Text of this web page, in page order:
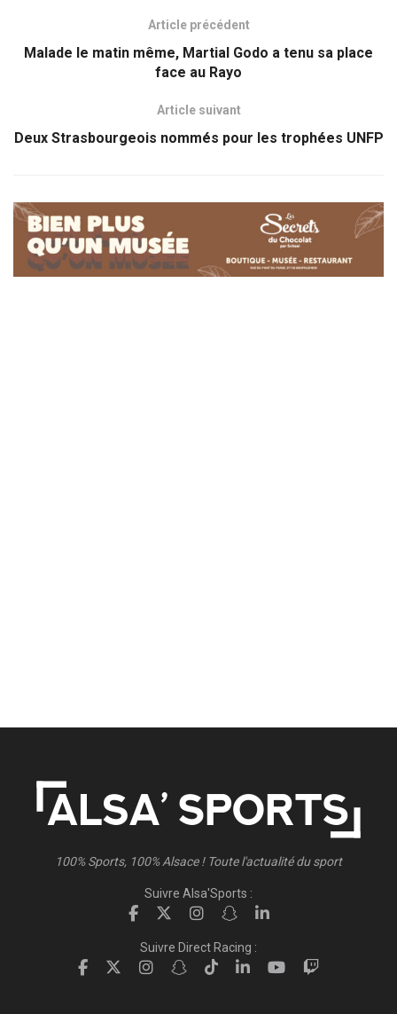
Article précédent
Malade le matin même, Martial Godo a tenu sa place
face au Rayo
Article suivant
Deux Strasbourgeois nommés pour les trophées UNFP
100% Sports, 100% Alsace ! Toute l'actualité du sport
Suivre Alsa'Sports :
Suivre Direct Racing :